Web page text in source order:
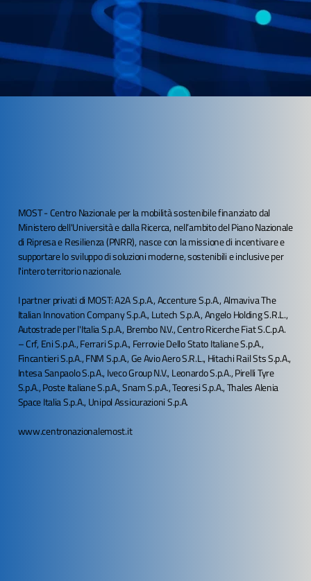
MOST - Centro Nazionale per la mobilità sostenibile finanziato dal
Ministero dell'Università e dalla Ricerca, nell’ambito del Piano Nazionale
di Ripresa e Resilienza (PNRR), nasce con la missione di incentivare e
supportare lo sviluppo di soluzioni moderne, sostenibili e inclusive per
l'intero territorio nazionale. ​
I partner privati di MOST: A2A S.p.A., Accenture S.p.A., Almaviva The
Italian Innovation Company S.p.A., Lutech S.p.A., Angelo Holding S.R.L.,
Autostrade per l'Italia S.p.A., Brembo N.V., Centro Ricerche Fiat S.C.p.A.
– Crf, Eni S.p.A., Ferrari S.p.A., Ferrovie Dello Stato Italiane S.p.A.,
Fincantieri S.p.A., FNM S.p.A., Ge Avio Aero S.R.L., Hitachi Rail Sts S.p.A.,
Intesa Sanpaolo S.p.A., Iveco Group N.V., Leonardo S.p.A., Pirelli Tyre
S.p.A., Poste Italiane S.p.A., Snam S.p.A., Teoresi S.p.A., Thales Alenia
Space Italia S.p.A., Unipol Assicurazioni S.p.A.
www.centronazionalemost.it